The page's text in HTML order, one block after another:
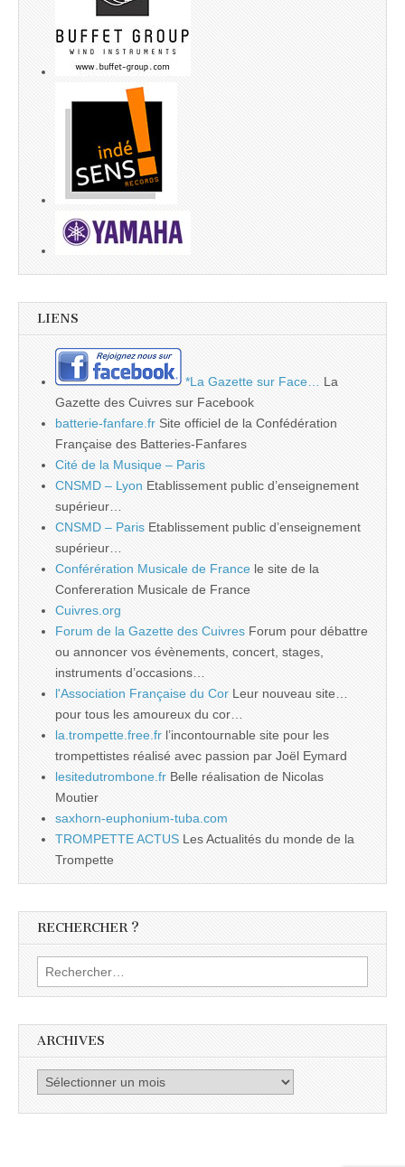
LIENS
*La Gazette sur Face…
La
Gazette des Cuivres sur Facebook
batterie-fanfare.fr Site officiel de la Confédération
Française des Batteries-Fanfares
Cité de la Musique – Paris
CNSMD – Lyon Etablissement public d’enseignement
supérieur…
CNSMD – Paris Etablissement public d’enseignement
supérieur…
Conférération Musicale de France le site de la
Confereration Musicale de France
Cuivres.org
Forum de la Gazette des Cuivres Forum pour débattre
ou annoncer vos évènements, concert, stages,
instruments d’occasions…
l'Association Française du Cor Leur nouveau site…
pour tous les amoureux du cor…
la.trompette.free.fr l’incontournable site pour les
trompettistes réalisé avec passion par Joël Eymard
lesitedutrombone.fr Belle réalisation de Nicolas
Moutier
saxhorn-euphonium-tuba.com
TROMPETTE ACTUS Les Actualités du monde de la
Trompette
RECHERCHER ?
Rechercher :
ARCHIVES
Archives